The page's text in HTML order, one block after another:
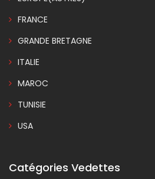
FRANCE
GRANDE BRETAGNE
ITALIE
MAROC
TUNISIE
USA
Catégories Vedettes